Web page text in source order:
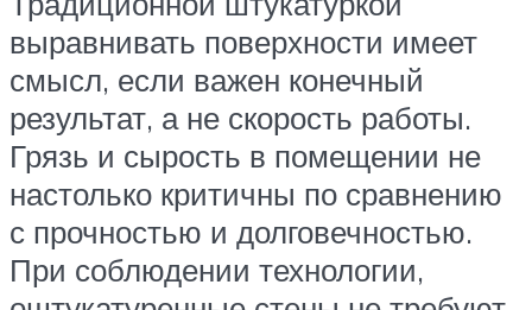
выравнивать поверхности имеет
смысл, если важен конечный
результат, а не скорость работы.
Грязь и сырость в помещении не
настолько критичны по сравнению
с прочностью и долговечностью.
При соблюдении технологии,